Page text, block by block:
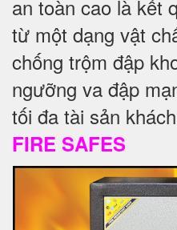
an toàn cao là kết
từ một dạng vật
chống trộm đập
ngưỡng va đập
tối đa tài sản
FIRE SAFES